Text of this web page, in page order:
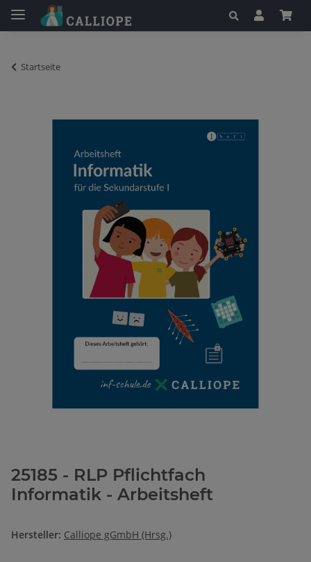
Startseite
25185 - RLP Pflichtfach
Informatik - Arbeitsheft
Hersteller: Calliope gGmbH (Hrsg.)